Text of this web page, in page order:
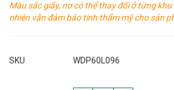
Màu sắc giấy, nơ có thể thay đổi ở từng
nhiên vẫn đảm bảo tính thẩm mỹ cho sản
SKU WDP60L096